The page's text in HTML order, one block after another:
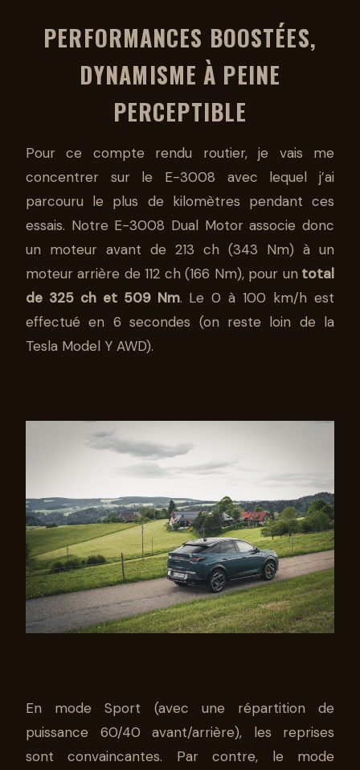
PERFORMANCES BOOSTÉES,
DYNAMISME À PEINE
PERCEPTIBLE
Pour ce compte rendu routier, je vais me
concentrer sur le E-3008 avec lequel j’ai
parcouru le plus de kilomètres pendant ces
essais. Notre E-3008 Dual Motor associe donc
un moteur avant de 213 ch (343 Nm) à un
moteur arrière de 112 ch (166 Nm), pour un total
de 325 ch et 509 Nm. Le 0 à 100 km/h est
effectué en 6 secondes (on reste loin de la
Tesla Model Y AWD).
En mode Sport (avec une répartition de
puissance 60/40 avant/arrière), les reprises
sont convaincantes. Par contre, le mode